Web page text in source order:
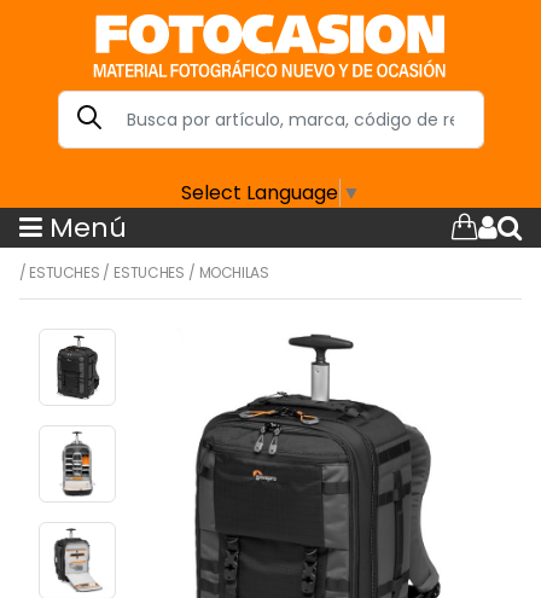
Select Language ▼
Menú
/ ESTUCHES / ESTUCHES / MOCHILAS